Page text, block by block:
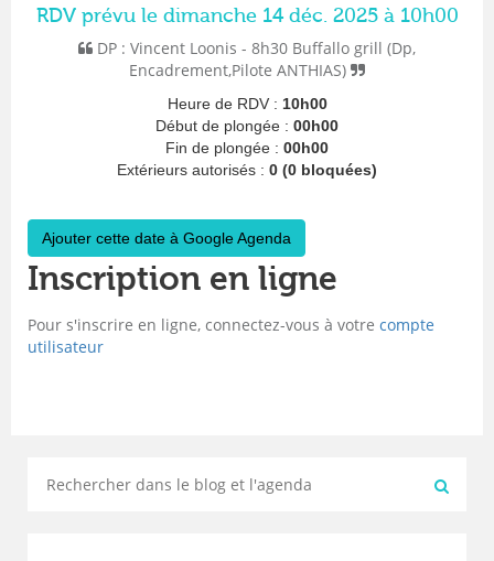
RDV prévu le dimanche 14 déc. 2025 à 10h00
DP : Vincent Loonis - 8h30 Buffallo grill (Dp,
Encadrement,Pilote ANTHIAS)
Heure de RDV : 10h00
Début de plongée : 00h00
Fin de plongée : 00h00
Extérieurs autorisés : 0 (0 bloquées)
Ajouter cette date à Google Agenda
Inscription en ligne
Pour s'inscrire en ligne, connectez-vous à votre compte
utilisateur